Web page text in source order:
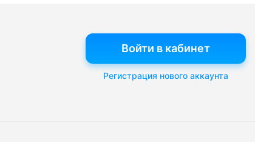
Войти в кабинет
Регистрация нового аккаунта